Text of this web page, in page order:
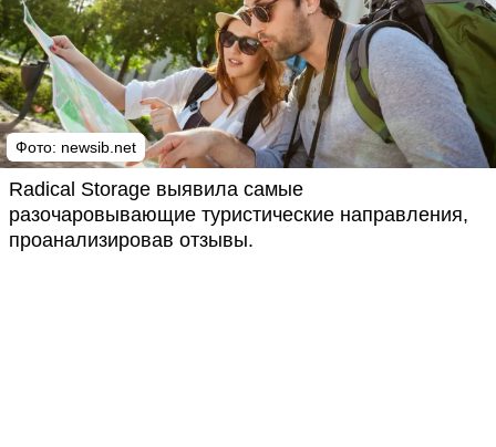
Фото: newsib.net
Radical Storage выявила самые
разочаровывающие туристические направления,
проанализировав отзывы.